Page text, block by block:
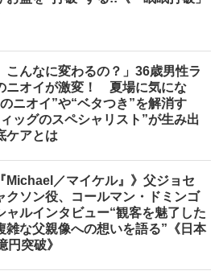
こんなに変わるの？」36歳男性ラ
ニオイが激変！ 夏場に気にな
ニオイ”や“ベタつき”を解消す
ッグのスペシャリスト”が生み出
ケアとは
Michael／マイケル』》父ジョセ
クソン役、コールマン・ドミンゴ
ャルインタビュー“観客を魅了した
雑な父親像への想いを語る”《日本
円突破》